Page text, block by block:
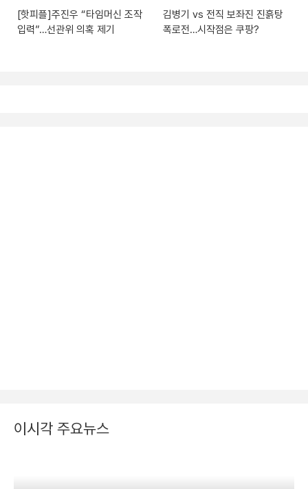
[핫피플]주진우 “타임머신 조작
입력”…선관위 의혹 제기
김병기 vs 전직 보좌진 진흙탕
폭로전…시작점은 쿠팡?
이시각 주요뉴스